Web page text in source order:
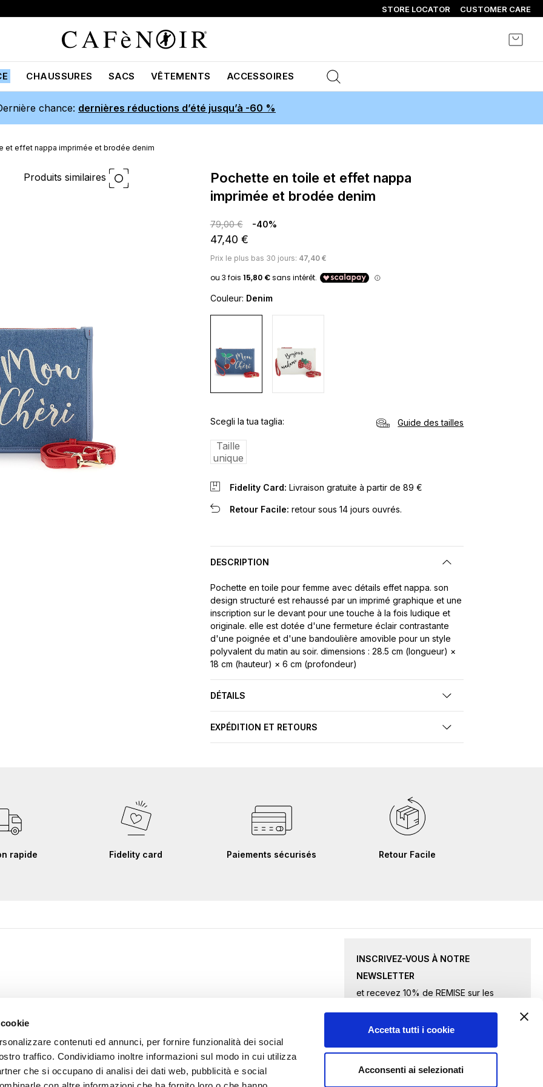
contenuti ed annunci, per fornire funzionalità dei social
traffico. Condividiamo inoltre informazioni sul modo in cui utilizza
che si occupano di analisi dei dati web, pubblicità e social
Accetta tutti i cookie
Acconsenti ai selezionati
STORE LOCATOR CUSTOMER CARE
Mon
CHAUSSURES SACS VÊTEMENTS ACCESSOIRES
chance: dernières réductions d’été jusqu’à -60 %
et effet nappa imprimée et brodée denim
Produits similaires
pochette en toile et effet nappa
imprimée et brodée denim
79,00 € -40%
47,40 €
Prix ​​le plus bas 30 jours: 47,40 €
Couleur: Denim
Scegli la tua taglia
Taille
unique
Guide des tailles
Fidelity Card: Livraison gratuite à partir de 89 €
Retour Facile: retour sous 14 jours ouvrés.
DESCRIPTION
Pochette en toile pour femme avec détails effet nappa. son
design structuré est rehaussé par un imprimé graphique et une
inscription sur le devant pour une touche à la fois ludique et
originale. elle est dotée d'une fermeture éclair contrastante
d'une poignée et d'une bandoulière amovible pour un style
polyvalent du matin au soir. dimensions : 28.5 cm (longueur) ×
18 cm (hauteur) × 6 cm (profondeur)
DÉTAILS
EXPÉDITION ET RETOURS
rapide Fidelity card Paiements sécurisés Retour Facile
INSCRIVEZ-VOUS À NOTRE
NEWSLETTER
et recevez 10% de REMISE sur les
à
notre